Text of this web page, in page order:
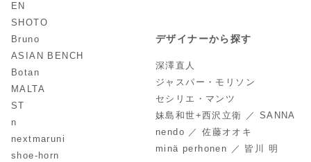
EN
SHOTO
Bruno
ASIAN BENCH
Botan
MALTA
ST
n
nextmaruni
shoe-horn
デザイナーから探す
深澤直人
ジャスパー・モリソン
セシリエ・マンツ
妹島和世+西沢立衛 ／ SANNA
nendo ／ 佐藤オオキ
minä perhonen ／ 皆川 明